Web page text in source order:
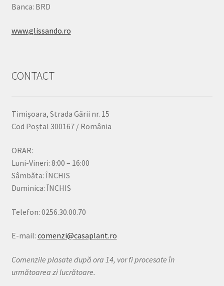
Banca: BRD
www.glissando.ro
CONTACT
Timișoara, Strada Gării nr. 15
Cod Poștal 300167 / România
ORAR:
Luni-Vineri: 8:00 – 16:00
Sâmbăta: ÎNCHIS
Duminica: ÎNCHIS
Telefon: 0256.30.00.70
E-mail: comenzi@casaplant.ro
Comenzile plasate după ora 14, vor fi procesate în
următoarea zi lucrătoare.